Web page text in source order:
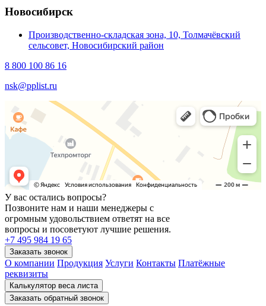
Новосибирск
Производственно-складская зона, 10, Толмачёвский
сельсовет, Новосибирский район
8 800 100 86 16
nsk@pplist.ru
У вас остались вопросы?
Позвоните нам и наши менеджеры с
огромным удовольствием ответят на все
вопросы и посоветуют лучшие решения.
+7 495 984 19 65
О компании Продукция Услуги Контакты Платёжные
реквизиты